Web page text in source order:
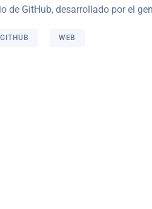
de GitHub, desarrollado por el
GITHUB WEB